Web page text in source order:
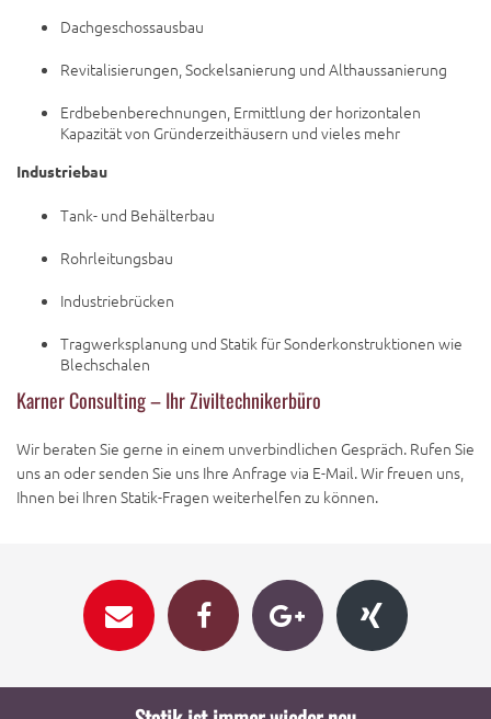
Dachgeschossausbau
Revitalisierungen, Sockelsanierung und Althaussanierung
Erdbebenberechnungen, Ermittlung der horizontalen
Kapazität von Gründerzeithäusern und vieles mehr
Industriebau
Tank- und Behälterbau
Rohrleitungsbau
Industriebrücken
Tragwerksplanung und Statik für Sonderkonstruktionen wie
Blechschalen
Karner Consulting – Ihr Ziviltechnikerbüro
Wir beraten Sie gerne in einem unverbindlichen Gespräch. Rufen Sie
uns an oder senden Sie uns Ihre Anfrage via E-Mail. Wir freuen uns,
Ihnen bei Ihren Statik-Fragen weiterhelfen zu können.